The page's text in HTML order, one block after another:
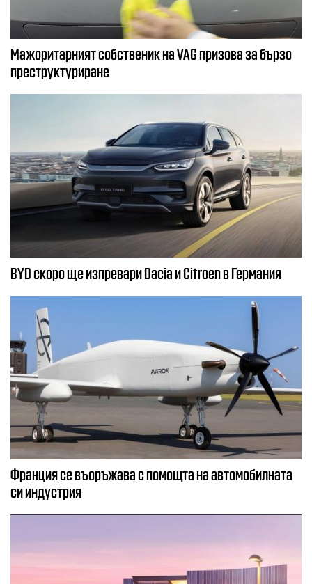
Мажоритарният собственик на VAG призова за бързо
преструктуриране
BYD скоро ще изпревари Dacia и Citroеn в Германия
Франция се въоръжава с помощта на автомобилната
си индустрия